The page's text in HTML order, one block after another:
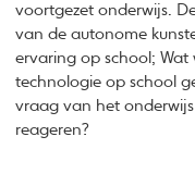
voortgezet onderwijs.
van de autonome
ervaring op school;
technologie op school
vraag van het
reageren?